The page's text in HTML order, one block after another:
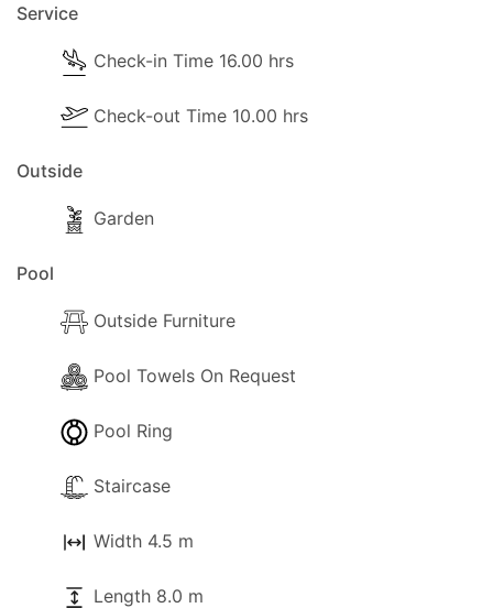
K dispozici jsou ručníky k bazénu.
Mimo sezónu lze na požádání zajistit vyhřívání
Venkovní vybavení
Pro hosty je k dispozici následující venkovní
- Altánek.
- Zahrada o kterou se stará zahradník
- Terasa.
- Zastřešená terasa.
- Balkon.
Service
Check-in Time 16.00 hrs
Check-out Time 10.00 hrs
Outside
Garden
Pool
Outside Furniture
Pool Towels On Request
Pool Ring
Staircase
Width 4.5 m
Length 8.0 m